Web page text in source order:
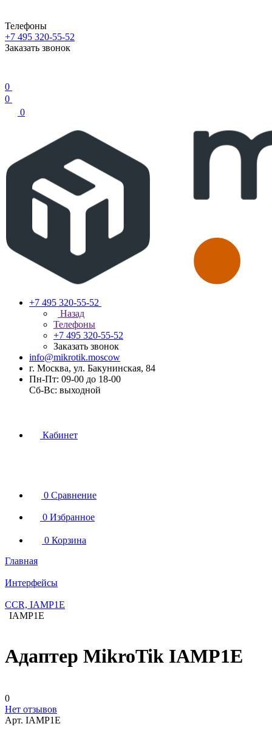
Телефоны
+7 495 320-55-52
Заказать звонок
0
0
0
+7 495 320-55-52
Назад
Телефоны
+7 495 320-55-52
Заказать звонок
info@mikrotik.moscow
г. Москва, ул. Бакунинская, 84
Пн-Пт: 09-00 до 18-00
Сб-Вс: выходной
Кабинет
0 Сравнение
0 Избранное
0 Корзина
Главная
Интерфейсы
CCR, IAMP1E
IAMP1E
Адаптер MikroTik IAMP1E
0
Нет отзывов
Арт. IAMP1E